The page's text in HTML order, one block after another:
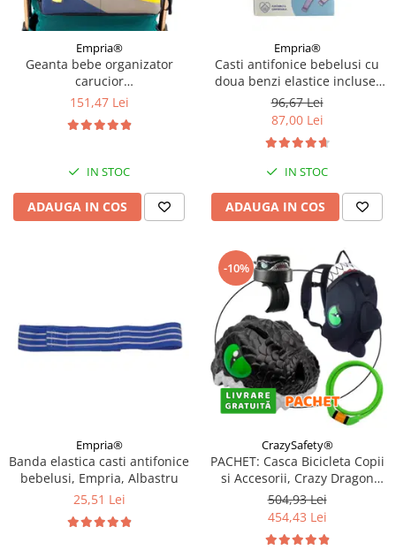
Empria®
Geanta bebe organizator
carucior
bebelusi, 36x21x11 cm
151,47 Lei
IN STOC
ADAUGA IN COS
Empria®
Casti antifonice bebelusi cu
doua benzi elastice incluse,
roz si albastru, Empria
96,67 Lei
87,00 Lei
IN STOC
ADAUGA IN COS
Empria®
Banda elastica casti antifonice
bebelusi, Empria, Albastru
25,51 Lei
-10%
CrazySafety®
PACHET: Casca Bicicleta Copii
si Accesorii, Crazy Dragon
Negru
504,93 Lei
454,43 Lei